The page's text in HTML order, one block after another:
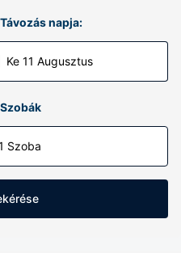
Távozás napja:
Ke 11 Augusztus
Szobák
Szoba